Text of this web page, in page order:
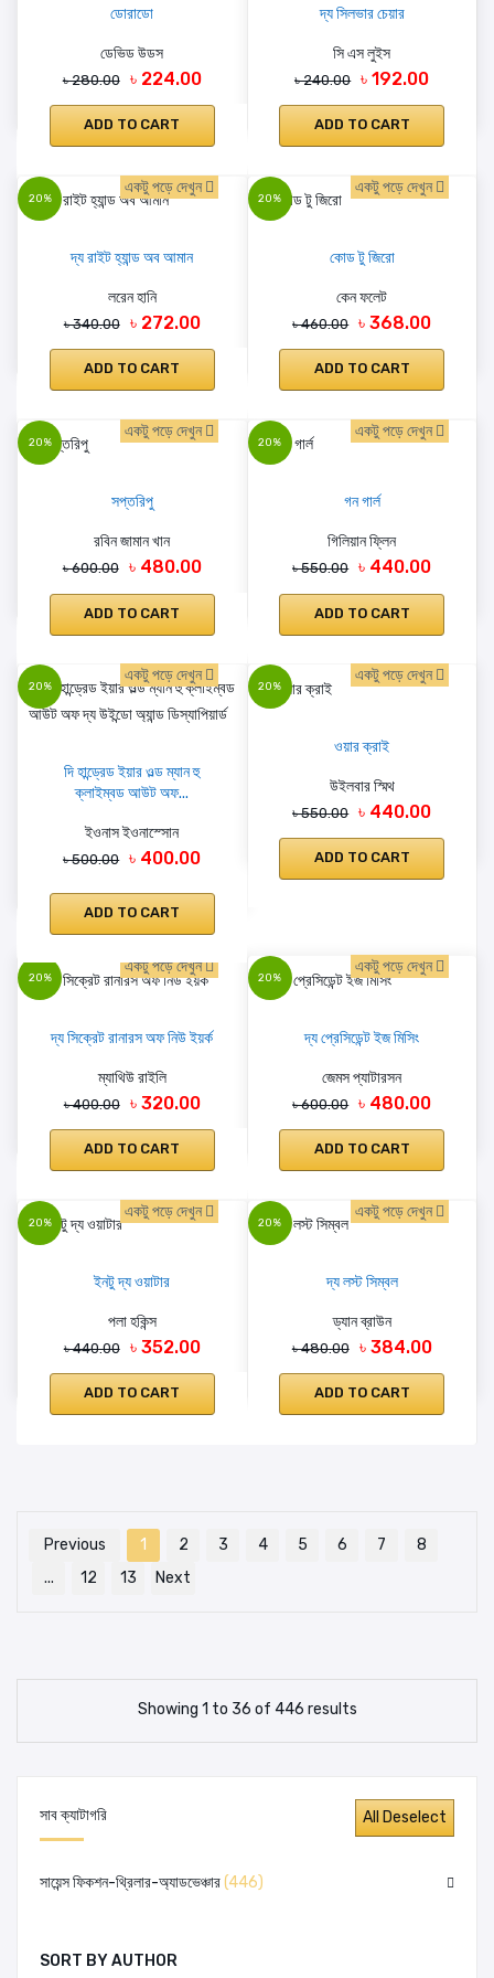
সাব ক্যাটাগরি
সায়েন্স ফিকশন-থ্রিলার-অ্যাডভেঞ্চার(446)
SORT BY AUTHOR
ডোরাডো
ডেভিড উডস
৳ 280.00 ৳ 224.00
ADD TO CART
দ্য সিলভার চেয়ার
সি এস লুইস
৳ 240.00 ৳ 192.00
ADD TO CART
20%
একটু পড়ে দেখুন
দ্য রাইট হ্যান্ড অব আমান
লরেন হানি
৳ 340.00 ৳ 272.00
ADD TO CART
20%
একটু পড়ে দেখুন
কোড টু জিরো
কেন ফলেট
৳ 460.00 ৳ 368.00
ADD TO CART
20%
একটু পড়ে দেখুন
সপ্তরিপু
রবিন জামান খান
৳ 600.00 ৳ 480.00
ADD TO CART
20%
একটু পড়ে দেখুন
গন গার্ল
গিলিয়ান ফ্লিন
৳ 550.00 ৳ 440.00
ADD TO CART
20%
একটু পড়ে দেখুন
দি হান্ড্রেড ইয়ার ওল্ড ম্যান হু
ক্লাইম্বড আউট অফ...
ইওনাস ইওনাস্সোন
৳ 500.00 ৳ 400.00
ADD TO CART
20%
একটু পড়ে দেখুন
ওয়ার ক্রাই
উইলবার স্মিথ
৳ 550.00 ৳ 440.00
ADD TO CART
20%
একটু পড়ে দেখুন
দ্য সিক্রেট রানারস অফ নিউ ইয়র্ক
ম্যাথিউ রাইলি
৳ 400.00 ৳ 320.00
ADD TO CART
20%
একটু পড়ে দেখুন
দ্য প্রেসিডেন্ট ইজ মিসিং
জেমস প্যাটারসন
৳ 600.00 ৳ 480.00
ADD TO CART
20%
একটু পড়ে দেখুন
ইনটু দ্য ওয়াটার
পলা হকিন্স
৳ 440.00 ৳ 352.00
ADD TO CART
20%
একটু পড়ে দেখুন
দ্য লস্ট সিম্বল
ড্যান ব্রাউন
৳ 480.00 ৳ 384.00
ADD TO CART
Previous 1 2 3 4 5 6 7
8
...
12 13 Next
Showing 1 to 36 of 446 results